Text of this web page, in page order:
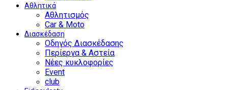
Αθλητικά
Αθλητισμός
Car & Moto
Διασκέδαση
Οδηγός Διασκέδασης
Περίεργα & Αστεία
Νέες κυκλοφορίες
Event
club